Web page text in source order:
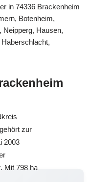
in 74336 Brackenheim
Botenheim,
Neipperg, Hausen,
zur
2003
Mit 798 ha